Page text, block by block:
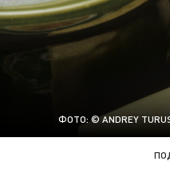
ФОТО: © ANDREY